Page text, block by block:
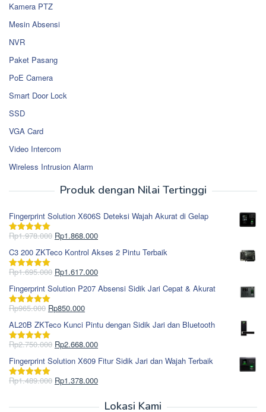
Kamera PTZ
Mesin Absensi
NVR
Paket Pasang
PoE Camera
Smart Door Lock
SSD
VGA Card
Video Intercom
Wireless Intrusion Alarm
Produk dengan Nilai Tertinggi
Fingerprint Solution X606S Deteksi Wajah Akurat di Gelap
Dinilai5.00
Rp1.978.000 Harga
aslinya
adalah:
Rp1.978.000.
Rp1.868.000Harga
saat
ini
adalah:
C3 200 ZKTeco Kontrol Akses 2 Pintu Terbaik
Dinilai5.00
Rp1.695.000 Harga
aslinya
adalah:
Rp1.695.000.
Rp1.617.000Harga
saat
ini
Fingerprint Solution P207 Absensi Sidik Jari Cepat & Akurat
Dinilai5.00
Rp965.000 Harga
aslinya
adalah:
Rp965.000.
Rp850.000Harga
saat
ini
adalah:
AL20B ZKTeco Kunci Pintu dengan Sidik Jari dan Bluetooth
Dinilai5.00
Rp2.750.000 Harga
aslinya
adalah:
Rp2.750.000.
Rp2.668.000Harga
saat
ini
adalah:
Fingerprint Solution X609 Fitur Sidik Jari dan Wajah Terbaik
Dinilai5.00
Rp1.489.000 Harga
Rp1.378.000Harga
Lokasi Kami